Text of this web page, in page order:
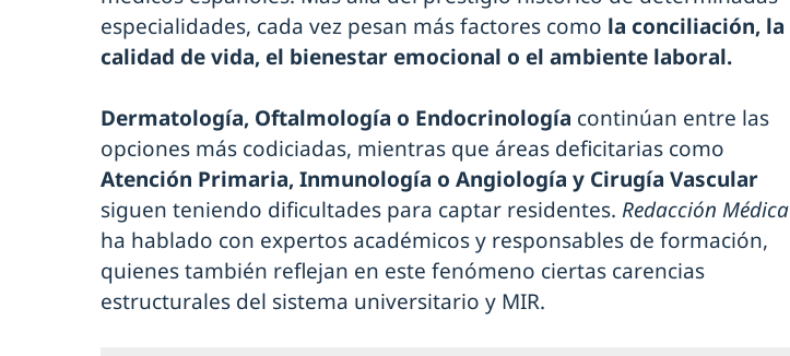
especialidades, cada vez pesan más factores como la conciliación, la
calidad de vida, el bienestar emocional o el ambiente laboral.
Dermatología, Oftalmología o Endocrinología continúan entre las
opciones más codiciadas, mientras que áreas deficitarias como
Atención Primaria, Inmunología o Angiología y Cirugía Vascular
siguen teniendo dificultades para captar residentes. Redacción Médica
ha hablado con expertos académicos y responsables de formación,
quienes también reflejan en este fenómeno ciertas carencias
estructurales del sistema universitario y MIR.